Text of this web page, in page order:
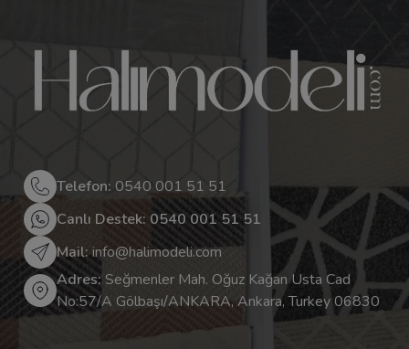
Telefon: 0540 001 51 51
Canlı Destek: 0540 001 51 51
Mail:info@halimodeli.com
Adres: Seğmenler Mah. Oğuz Kağan Usta Cad
No:57/A Gölbaşı/ANKARA, Ankara, Turkey 06830